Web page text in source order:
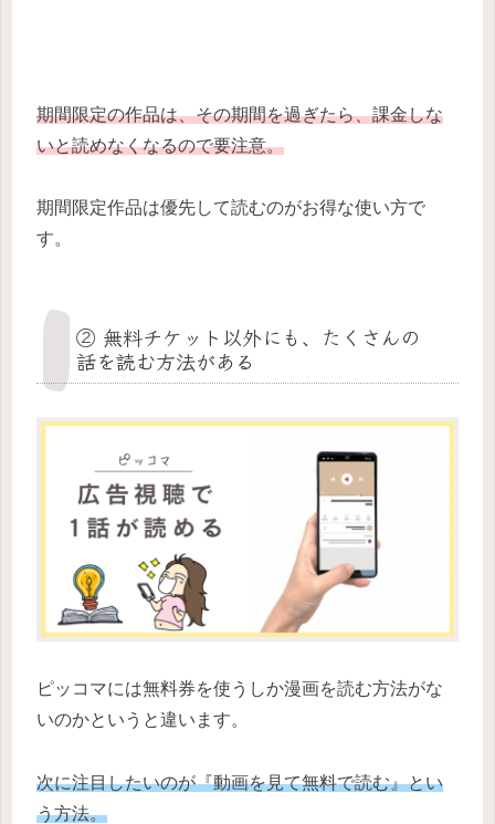
期間限定の作品は、その期間を過ぎたら、課金しな
いと読めなくなるので要注意。
期間限定作品は優先して読むのがお得な使い方で
す。
② 無料チケット以外にも、たくさんの
話を読む方法がある
ピッコマには無料券を使うしか漫画を読む方法がな
いのかというと違います。
次に注目したいのが『動画を見て無料で読む』とい
う方法。